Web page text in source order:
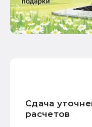
Сдача
расчетов